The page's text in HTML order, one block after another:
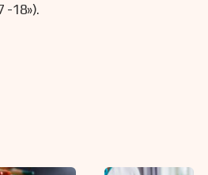
-18»).